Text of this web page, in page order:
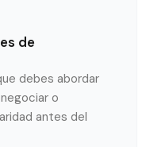
de
debes abordar
o
antes del